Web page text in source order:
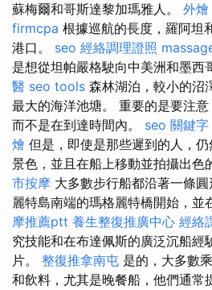
蘇梅爾和哥斯達黎加瑪雅人。 外
firmcpa 根據巡航的長度，羅阿坦
港口。 seo 經絡調理證照
是想從坦帕嚴格駛向中美洲和墨西
醫 seo tools 森林湖泊，較小的沼
最大的海洋池塘。 重要的是要注意
而不是在到達時間內。 seo 關鍵字
燴 但是，即使是那些遲到的人，
景色，並且在船上移動並拍攝出色
市按摩 大多數步行船都沿著一條
麗特島南端的瑪格麗特橋開始，並
摩推薦ptt 養生整復推廣中心 經絡
究技能和在布達佩斯的廣泛沉船經
片。 整復推拿南屯 是的，大多數
和飲料，尤其是晚餐船，他們通常